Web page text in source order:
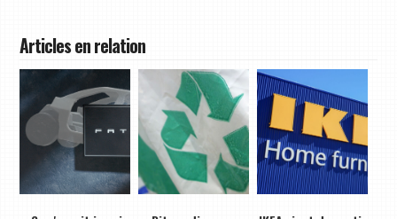
Articles en relation